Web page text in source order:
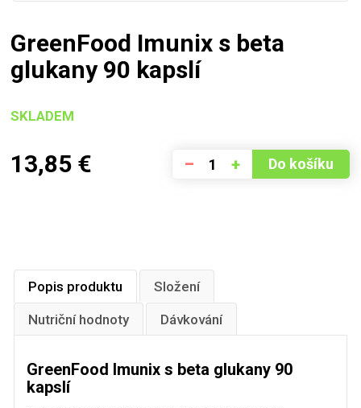
GreenFood Imunix s beta
glukany 90 kapslí
SKLADEM
13,85 € – + Do košíku
Popis produktu Složení
Nutriční hodnoty Dávkování
GreenFood Imunix s beta glukany 90
kapslí